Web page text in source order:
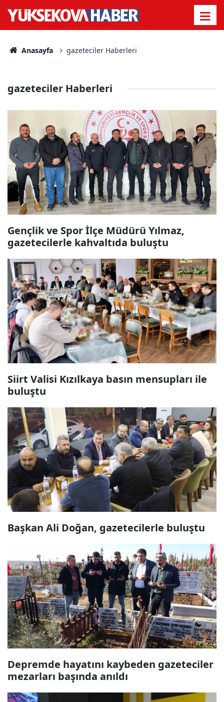
Anasayfa gazeteciler Haberleri
gazeteciler Haberleri
Gençlik ve Spor İlçe Müdürü Yılmaz,
gazetecilerle kahvaltıda buluştu
Siirt Valisi Kızılkaya basın mensupları ile
buluştu
Başkan Ali Doğan, gazetecilerle buluştu
Depremde hayatını kaybeden gazeteciler
mezarları başında anıldı